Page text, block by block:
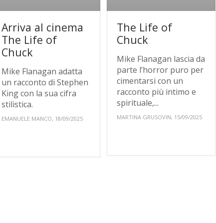
Arriva al cinema
The Life of
Chuck
Mike Flanagan adatta
un racconto di Stephen
King con la sua cifra
stilistica.
EMANUELE MANCO, 18/09/2025
The Life of
Chuck
Mike Flanagan lascia da
parte l’horror puro per
cimentarsi con un
racconto più intimo e
spirituale,...
MARTINA GRUSOVIN, 15/09/2025